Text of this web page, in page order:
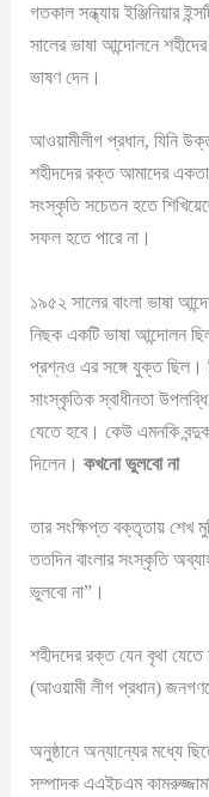
গতকাল সন্ধ্যায় ইঞ্জিনিয়ার
সালের ভাষা আন্দোলনে
ভাষণ দেন।
আওয়ামীলীগ প্রধান, যিনি
শহীদদের রক্ত আমাদের
সংস্কৃতি সচেতন হতে
সফল হতে পারে না।
১৯৫২ সালের বাংলা ভাষা
নিছক একটি ভাষা আন্দোলন
প্রশ্নও এর সঙ্গে যুক্ত ছিল।
সাংস্কৃতিক স্বাধীনতা
যেতে হবে। কেউ এমনকি
দিলেন।কখনো ভুলবো না
তার সংক্ষিপ্ত বক্তৃতায় শেখ
ততদিন বাংলার সংস্কৃতি
ভুলবো না”।
শহীদদের রক্ত যেন বৃথা যেতে
(আওয়ামী লীগ প্রধান)
অনুষ্ঠানে অন্যান্যের মধ্যে
সম্পাদক এএইচএম